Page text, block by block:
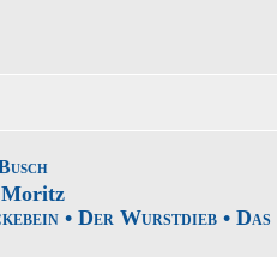
• Der Wurstdieb •